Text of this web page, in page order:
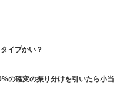
イプかい？
の確変の振り分けを引いたら小当